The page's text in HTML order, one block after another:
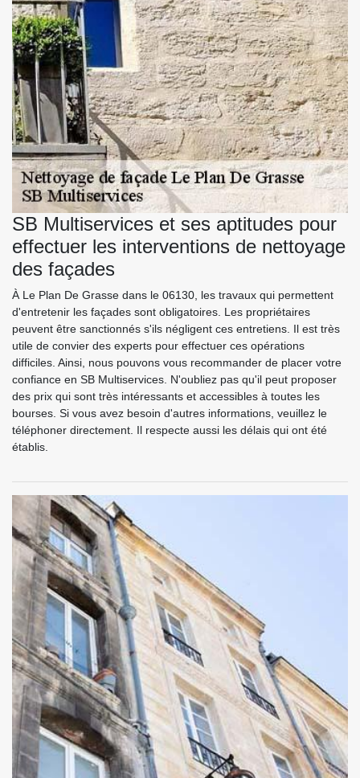
SB Multiservices et ses aptitudes pour
effectuer les interventions de nettoyage
des façades
À Le Plan De Grasse dans le 06130, les travaux qui permettent
d'entretenir les façades sont obligatoires. Les propriétaires
peuvent être sanctionnés s'ils négligent ces entretiens. Il est très
utile de convier des experts pour effectuer ces opérations
difficiles. Ainsi, nous pouvons vous recommander de placer votre
confiance en SB Multiservices. N'oubliez pas qu'il peut proposer
des prix qui sont très intéressants et accessibles à toutes les
bourses. Si vous avez besoin d'autres informations, veuillez le
téléphoner directement. Il respecte aussi les délais qui ont été
établis.